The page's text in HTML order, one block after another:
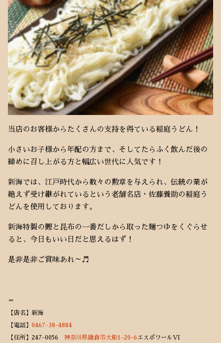
当店のお客様からたくさんの支持を得ている稲庭うどん！
小さいお子様から年配の方まで、そしてたらふく飲んだ後の
締めに召し上がる方と幅広い世代に人気です！
新海では、江戸時代から数々の勲章を与えられ、伝統の業が
絶えず受け継がれているという老舗名店・佐藤養助の稲庭う
どんを使用しております。
新海特製の鰹と昆布の一番だしから取った麺つゆをくぐらせ
ると、今日もいい日だと思えるはず！
是非是非ご賞味あれ～♬
＝
【店名】新海
【電話】 0467-38-4884
【住所】247-0056 神奈川県鎌倉市大船1-20-6 エスポワールVI